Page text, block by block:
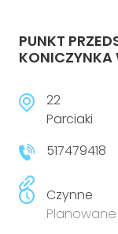
PUNKT
KONICZYNKA
22
Parciaki
517479418
Czynne
Planowane